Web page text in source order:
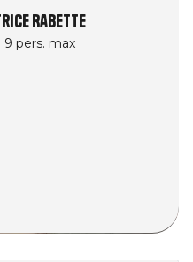
Rabette
9 pers. max